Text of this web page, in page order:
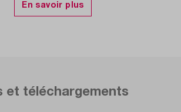
20 mesures automatiques
et téléchargements